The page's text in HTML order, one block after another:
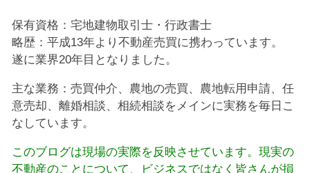
保有資格：宅地建物取引士・行政書士
略歴：平成13年より不動産売買に携わっています。
遂に業界20年目となりました。
主な業務：売買仲介、農地の売買、農地転用申請、任
意売却、離婚相談、相続相談をメインに実務を毎日こ
なしています。
このブログは現場の実際を反映させています。現実の
不動産のことについて、ビジネスではなく皆さんが損